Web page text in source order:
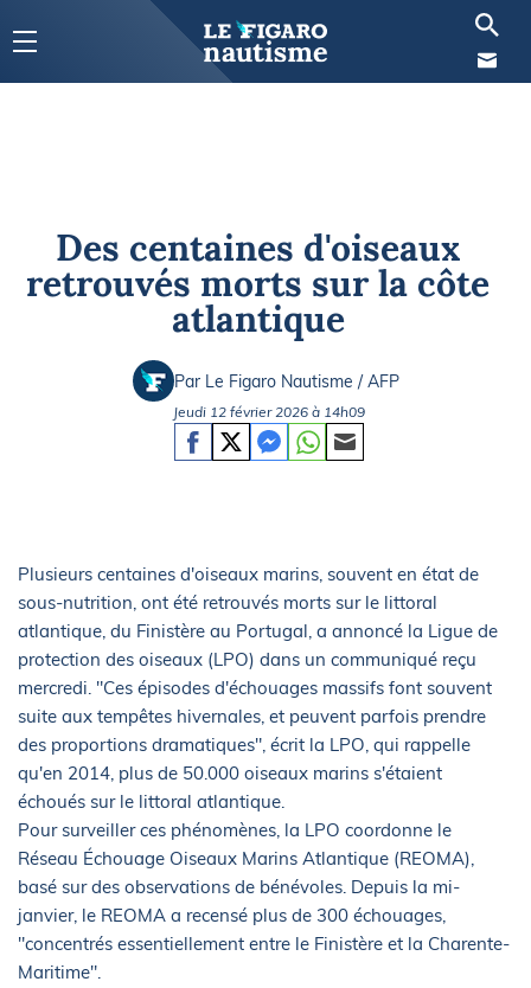
Des centaines d'oiseaux
retrouvés morts sur la côte
atlantique
Par Le Figaro Nautisme / AFP
Jeudi 12 février 2026 à 14h09
Plusieurs centaines d'oiseaux marins, souvent en état de
sous-nutrition, ont été retrouvés morts sur le littoral
atlantique, du Finistère au Portugal, a annoncé la Ligue de
protection des oiseaux (LPO) dans un communiqué reçu
mercredi. "Ces épisodes d'échouages massifs font souvent
suite aux tempêtes hivernales, et peuvent parfois prendre
des proportions dramatiques", écrit la LPO, qui rappelle
qu'en 2014, plus de 50.000 oiseaux marins s'étaient
échoués sur le littoral atlantique.
Pour surveiller ces phénomènes, la LPO coordonne le
Réseau Échouage Oiseaux Marins Atlantique (REOMA),
basé sur des observations de bénévoles. Depuis la mi-
janvier, le REOMA a recensé plus de 300 échouages,
"concentrés essentiellement entre le Finistère et la Charente-
Maritime".